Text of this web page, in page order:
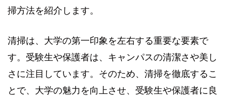
掃方法を紹介します。
清掃は、大学の第一印象を左右する重要な要素で
す。受験生や保護者は、キャンパスの清潔さや美し
さに注目しています。そのため、清掃を徹底するこ
とで、大学の魅力を向上させ、受験生や保護者に良